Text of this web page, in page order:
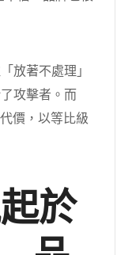
放著不處理」
攻擊者。而
價，以等比級
於